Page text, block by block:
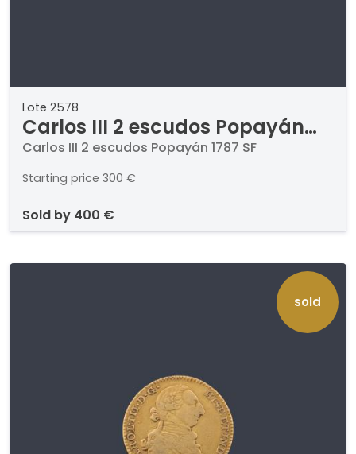
Lote 2578
Carlos III 2 escudos Popayán
1787 SF
Carlos III 2 escudos Popayán 1787 SF
Starting price 300 €
sold by 400 €
sold